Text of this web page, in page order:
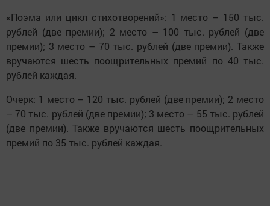
«Поэма или цикл стихотворений»: 1 место – 150 тыс.
рублей (две премии); 2 место – 100 тыс. рублей (две
премии); 3 место – 70 тыс. рублей (две премии). Также
вручаются шесть поощрительных премий по 40 тыс.
рублей каждая.
Очерк: 1 место – 120 тыс. рублей (две премии); 2 место
– 70 тыс. рублей (две премии); 3 место – 55 тыс. рублей
(две премии). Также вручаются шесть поощрительных
премий по 35 тыс. рублей каждая.